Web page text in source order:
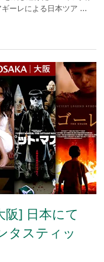
ーレによる日本ツア ...
阪] 日本にて
タスティッ